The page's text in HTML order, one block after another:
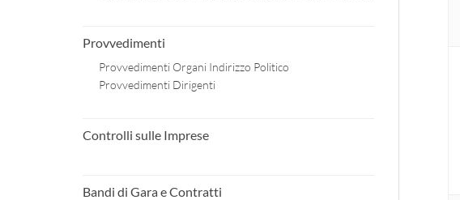
Provvedimenti
Provvedimenti Organi Indirizzo Politico
Provvedimenti Dirigenti
Controlli sulle Imprese
Bandi di Gara e Contratti